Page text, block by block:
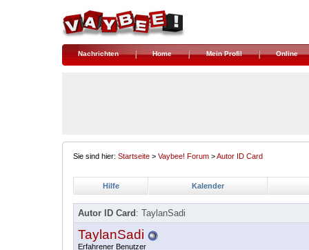
Nachrichten Home Mein Profil Online
Sie sind hier: Startseite > Vaybee! Forum >Autor ID Card
Hilfe Kalender
Autor ID Card : TaylanSadi
TaylanSadi
Erfahrener Benutzer